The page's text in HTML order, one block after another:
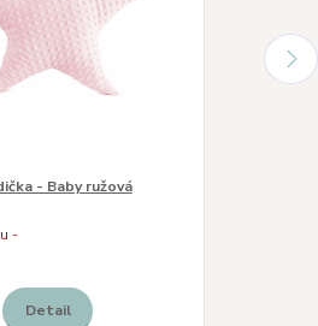
- Baby ružová
-
Detail